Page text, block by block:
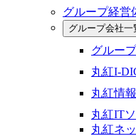
グループ経営
グループ会社一
グルー
丸紅I-
丸紅情
丸紅IT
丸紅ネ